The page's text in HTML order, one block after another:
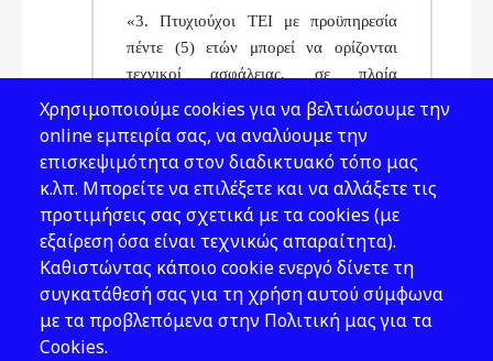
«3. Πτυχιούχοι ΤΕΙ με προϋπηρεσία
πέντε (5) ετών μπορεί να ορίζονται
τεχνικοί ασφάλειας, σε πλοία
ξαρτήτως χωρητικότητας, εφόσον ο
αριθμός των απα
σχολουμένων ατόμων
είναι μικρότερος από πενήντα
Όσον αφορά τις ειδικότητες και την
των πτυχιούχων ΤΕΙ
ισχύουν τα αναφερόμενα στην
ράγραφο 1 του παρόντος άρθρου.»
3. Η παράβαση των διατάξεων που
αφορούν την ασφά λεια και την υγεία
Χρησιμοποιούμε cookies για να βελτιώσουμε την
online εμπειρία σας, να αναλύουμε την
επισκεψιμότητα στον διαδικτυακό τόπο μας
κ.λπ. Μπορείτε να επιλέξετε και να αλλάξετε τις
προτιμήσεις σας σχετικά με τα cookies (με
εξαίρεση όσα είναι τεχνικώς απαραίτητα).
Καθιστώντας κάποιο cookie ενεργό δίνετε τη
συγκατάθεσή σας για τη χρήση αυτού σύμφωνα
με τα προβλεπόμενα στην Πολιτική μας για τα
Cookies.